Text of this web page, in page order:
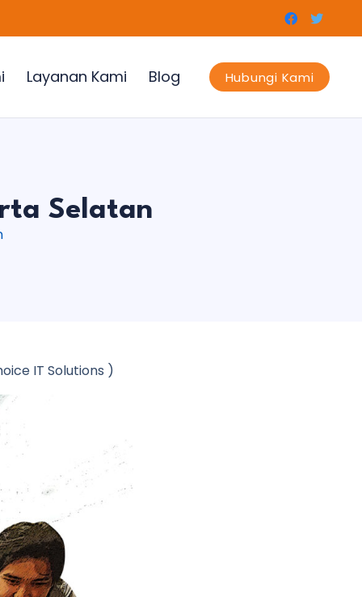
Layanan Kami Blog Hubungi Kami
Selatan
IT Solutions )